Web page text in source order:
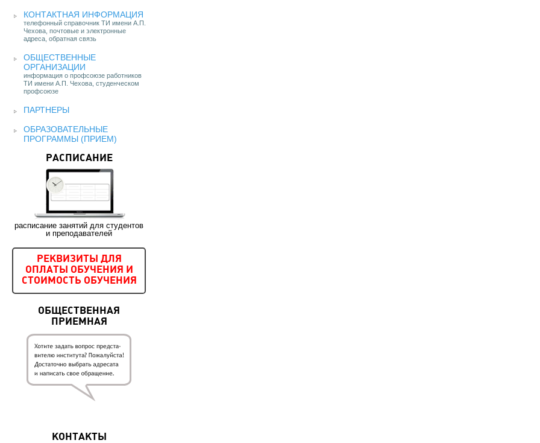
КОНТАКТНАЯ ИНФОРМАЦИЯ
телефонный справочник ТИ имени А.П.
Чехова, почтовые и электронные
адреса, обратная связь
ОБЩЕСТВЕННЫЕ
ОРГАНИЗАЦИИ
информация о профсоюзе работников
ТИ имени А.П. Чехова, студенческом
профсоюзе
ПАРТНЕРЫ
ОБРАЗОВАТЕЛЬНЫЕ
ПРОГРАММЫ (ПРИЕМ)
РАСПИСАНИЕ
расписание занятий для студентов
и преподавателей
РЕКВИЗИТЫ ДЛЯ
ОПЛАТЫ ОБУЧЕНИЯ И
СТОИМОСТЬ ОБУЧЕНИЯ
ОБЩЕСТВЕННАЯ
ПРИЕМНАЯ
КОНТАКТЫ